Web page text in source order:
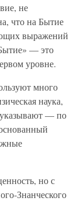
не
что на Бытие
выражений
— это
уровне.
много
наука,
указывают — по
но с
Знанческого